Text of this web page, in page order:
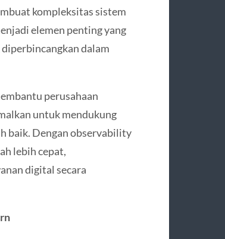
kompleksitas sistem
elemen penting yang
dalam
perusahaan
untuk mendukung
baik. Dengan observability
lebih cepat,
digital secara